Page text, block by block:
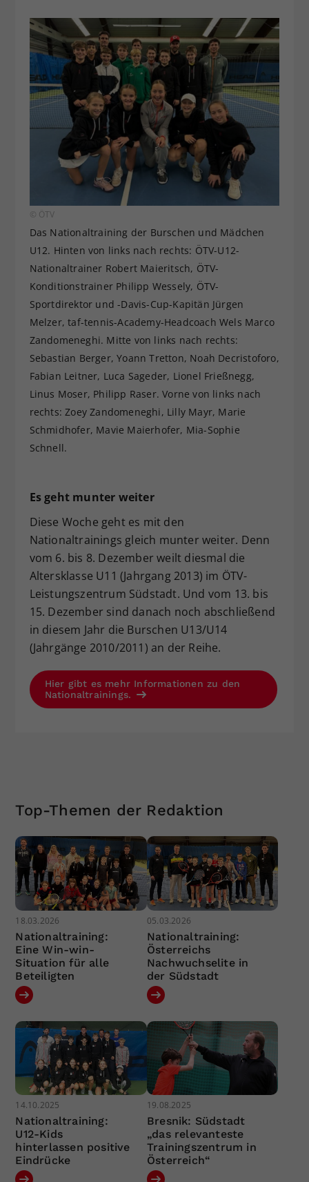
© ÖTV
Das Nationaltraining der Burschen und Mädchen
U12. Hinten von links nach rechts: ÖTV-U12-
Nationaltrainer Robert Maieritsch, ÖTV-
Konditionstrainer Philipp Wessely, ÖTV-
Sportdirektor und -Davis-Cup-Kapitän Jürgen
Melzer, taf-tennis-Academy-Headcoach Wels Marco
Zandomeneghi. Mitte von links nach rechts:
Sebastian Berger, Yoann Tretton, Noah Decristoforo,
Fabian Leitner, Luca Sageder, Lionel Frießnegg,
Linus Moser, Philipp Raser. Vorne von links nach
rechts: Zoey Zandomeneghi, Lilly Mayr, Marie
Schmidhofer, Mavie Maierhofer, Mia-Sophie
Schnell.
Es geht munter weiter
Diese Woche geht es mit den
Nationaltrainings gleich munter weiter. Denn
vom 6. bis 8. Dezember weilt diesmal die
Altersklasse U11 (Jahrgang 2013) im ÖTV-
Leistungszentrum Südstadt. Und vom 13. bis
15. Dezember sind danach noch abschließend
in diesem Jahr die Burschen U13/U14
(Jahrgänge 2010/2011) an der Reihe.
Hier gibt es mehr Informationen zu den
Nationaltrainings.
Top-Themen der Redaktion
18.03.2026
Nationaltraining:
Eine Win-win-
Situation für alle
Beteiligten
05.03.2026
Nationaltraining:
Österreichs
Nachwuchselite in
der Südstadt
14.10.2025
Nationaltraining:
U12-Kids
hinterlassen positive
Eindrücke
19.08.2025
Bresnik: Südstadt
„das relevanteste
Trainingszentrum in
Österreich“